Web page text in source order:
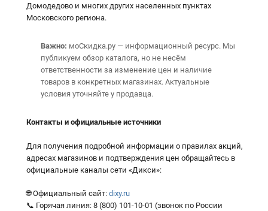
Домодедово и многих других населенных пунктах
Московского региона.
Важно: моСкидка.ру — информационный ресурс. Мы
публикуем обзор каталога, но не несём
ответственности за изменение цен и наличие
товаров в конкретных магазинах. Актуальные
условия уточняйте у продавца.
Контакты и официальные источники
Для получения подробной информации о правилах акций,
адресах магазинов и подтверждения цен обращайтесь в
официальные каналы сети «Дикси»:
🌐 Официальный сайт: dixy.ru
📞 Горячая линия: 8 (800) 101-10-01 (звонок по России